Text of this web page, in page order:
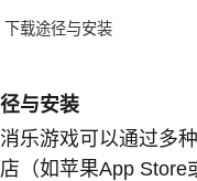
与安装
乐游戏可以通过多
（如苹果App Store